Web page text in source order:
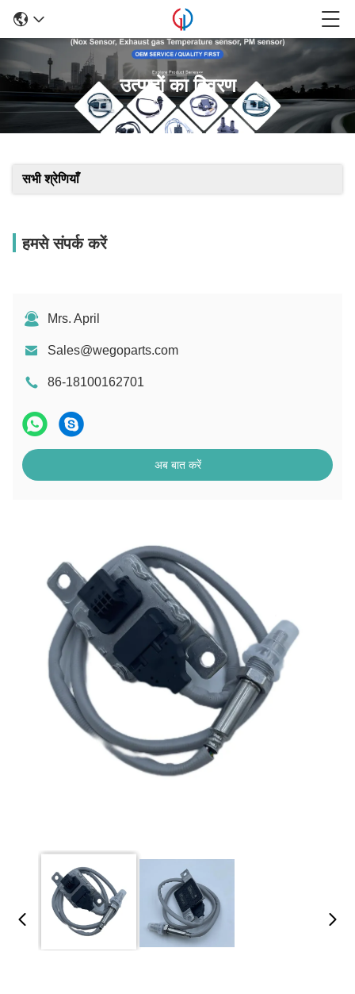
उत्पादों का विवरण
सभी श्रेणियाँ
हमसे संपर्क करें
Mrs. April
Sales@wegoparts.com
86-18100162701
अब बात करें